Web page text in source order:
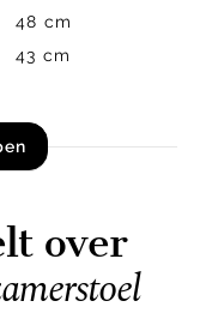
48 cm
43 cm
over